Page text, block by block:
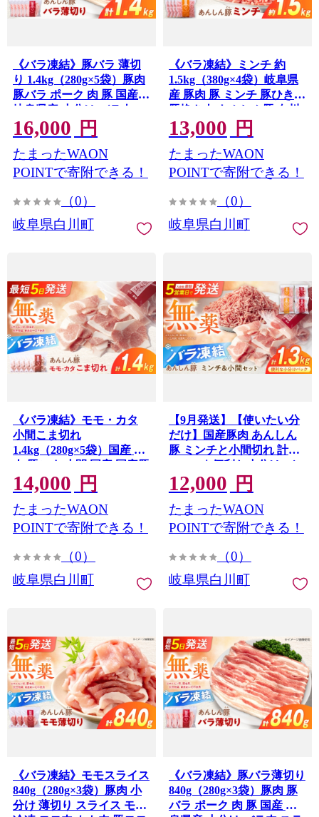
《バラ凍結》豚バラ 薄切
り 1.4kg（280g×5袋）豚肉
豚バラ ポーク 肉 豚 国産
岐阜県産 小分け バラ肉 ス
ライスカット 豚バラ肉 豚
バラスライス 大容量 スト
ック 岐阜県 白川町 / 藤井
ファーム [AWAF038]
16,000 円
たまったWAON
POINTで寄附できる！
（0）
岐阜県白川町
《バラ凍結》ミンチ 約
1.5kg（380g×4袋）岐阜県
産 豚肉 豚 ミンチ 豚ひき肉
豚挽き肉 あんしん豚 白川
町 / 藤井ファーム
[AWAF033]
13,000 円
たまったWAON
POINTで寄附できる！
（0）
岐阜県白川町
《バラ凍結》モモ・カタ
小間こま切れ
1.4kg（280g×5袋）国産 豚
肉 豚こま 小間 国産 国産豚
肉 大容量 小分け 豚コマ 豚
小間 冷凍 豚こまぎれ 豚こ
ま切れ ぶたこま 薄切り モ
モ肉 カタ肉 お肉 国産豚 岐
[AWAF028]
14,000 円
たまったWAON
POINTで寄附できる！
（0）
岐阜県白川町
【9月発送】【使いたい分
だけ】国産豚肉 あんしん
豚 ミンチと小間切れ 計
1.32kg｜便利な小分け バ
ラ凍結 岐阜県白川町 藤井
ファーム [AWAF006-9] 国
産 小分け 小分けパック 冷
凍 ミンチ 小間切れ 豚小間
れ 小間切れ こま切れ コマ
ミンチ肉 無薬 無薬育ち 薬
12,000 円
たまったWAON
POINTで寄附できる！
（0）
岐阜県白川町
《バラ凍結》モモスライス
840g（280g×3袋）豚肉 小
分け 薄切り スライス モモ
《バラ凍結》豚バラ薄切り
840g（280g×3袋）豚肉 豚
バラ ポーク 肉 豚 国産 岐